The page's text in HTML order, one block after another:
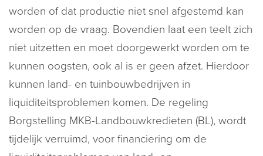
worden of dat productie niet snel afgestemd kan
worden op de vraag. Bovendien laat een teelt zich
niet uitzetten en moet doorgewerkt worden om te
kunnen oogsten, ook al is er geen afzet. Hierdoor
kunnen land- en tuinbouwbedrijven in
liquiditeitsproblemen komen. De regeling
Borgstelling MKB-Landbouwkredieten (BL), wordt
tijdelijk verruimd, voor financiering om de